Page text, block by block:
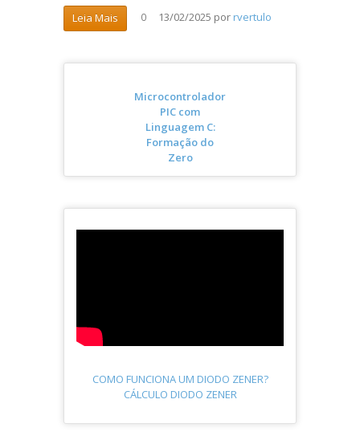
Leia Mais 0 13/02/2025 por rvertulo
Microcontrolador
PIC com
Linguagem C:
Formação do
Zero
COMO FUNCIONA UM DIODO ZENER?
CÁLCULO DIODO ZENER